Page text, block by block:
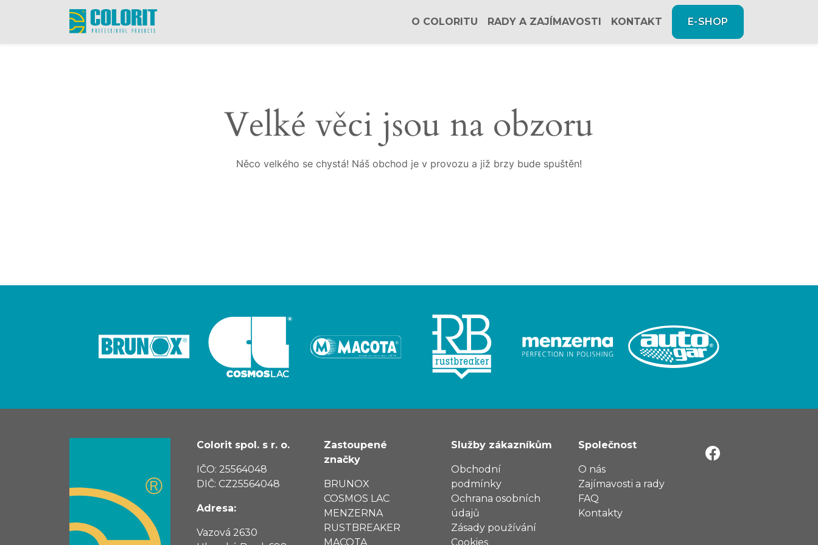
O COLORITU RADY A ZAJÍMAVOSTI KONTAKT E-SHOP
Velké věci jsou na obzoru
Něco velkého se chystá! Náš obchod je v provozu a již brzy bude spuštěn!
Colorit spol. s r. o.
IČO: 25564048
DIČ: CZ25564048
Adresa:
Vazová 2630
Zastoupené
značky
BRUNOX
COSMOS LAC
MENZERNA
RUSTBREAKER
MACOTA
Služby zákazníkům
Obchodní
podmínky
Ochrana osobních
údajů
Zásady používání
Cookies
Společnost
O nás
Zajímavosti a rady
FAQ
Kontakty